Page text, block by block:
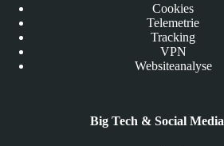
Cookies
Telemetrie
Tracking
VPN
Websiteanalyse
Big Tech & Social Media